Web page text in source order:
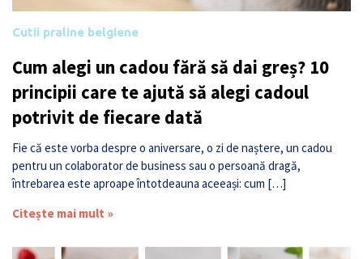
Cutii praline belgiene
Cum alegi un cadou fără să dai greș? 10
principii care te ajută să alegi cadoul
potrivit de fiecare dată
Fie că este vorba despre o aniversare, o zi de naștere, un cadou
pentru un colaborator de business sau o persoană dragă,
întrebarea este aproape întotdeauna aceeași: cum […]
Citește mai mult »